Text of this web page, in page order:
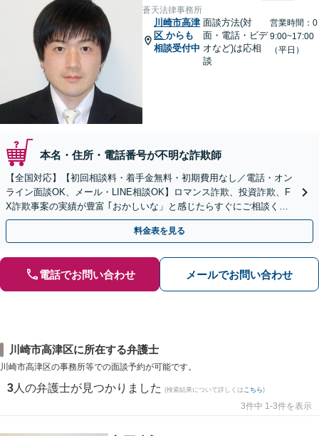
蒼天法律事務所
川崎市高津
区 からも
相談受付中
面談方法(対
面・電話・ビデ
オなど)は応相
談
営業時間：0
9:00~17:00
（平日）
本名・住所・電話番号が不明な詐欺師
【全国対応】【初回相談料・着手金無料・初期費用なし／電話・オン
ライン面談OK、メール・LINE相談OK】ロマンス詐欺、投資詐欺、F
X詐欺事案の実績が豊富 ｢おかしいな」と感じたらすぐにご相談くだ
さい。
料金表を見る
電話でお問い合わせ メールでお問い合わせ
川崎市高津区に所在する弁護士
川崎市高津区の事務所等での面談予約が可能です。
3 人の弁護士が見つかりました (検索結果について詳しくは こちら)
3件中 1-3件を表示